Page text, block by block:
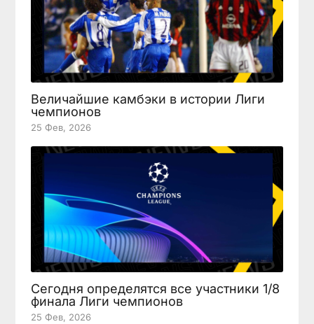
Величайшие камбэки в истории Лиги
чемпионов
25 Фев, 2026
Сегодня определятся все участники 1/8
финала Лиги чемпионов
25 Фев, 2026